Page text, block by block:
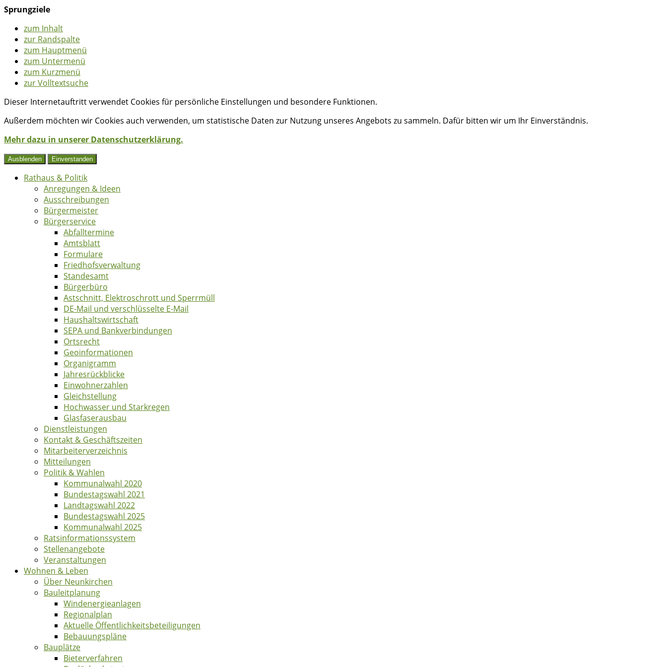
Sprungziele
zum Inhalt
zur Randspalte
zum Hauptmenü
zum Untermenü
zum Kurzmenü
zur Volltextsuche
Dieser Internetauftritt verwendet Cookies für persönliche Einstellungen und besondere Funktionen.
Außerdem möchten wir Cookies auch verwenden, um statistische Daten zur Nutzung unseres Angebots zu sammeln. Dafür bitten wir um Ihr Einverständnis.
Mehr dazu in unserer Datenschutzerklärung.
Ausblenden Einverstanden
Rathaus & Politik
Anregungen & Ideen
Ausschreibungen
Bürgermeister
Bürgerservice
Abfalltermine
Amtsblatt
Formulare
Friedhofsverwaltung
Standesamt
Bürgerbüro
Astschnitt, Elektroschrott und Sperrmüll
DE-Mail und verschlüsselte E-Mail
Haushaltswirtschaft
SEPA und Bankverbindungen
Ortsrecht
Geoinformationen
Organigramm
Jahresrückblicke
Einwohnerzahlen
Gleichstellung
Hochwasser und Starkregen
Glasfaserausbau
Dienstleistungen
Kontakt & Geschäftszeiten
Mitarbeiterverzeichnis
Mitteilungen
Politik & Wahlen
Kommunalwahl 2020
Bundestagswahl 2021
Landtagswahl 2022
Bundestagswahl 2025
Kommunalwahl 2025
Ratsinformationssystem
Stellenangebote
Veranstaltungen
Wohnen & Leben
Über Neunkirchen
Bauleitplanung
Windenergieanlagen
Regionalplan
Aktuelle Öffentlichkeitsbeteiligungen
Bebauungspläne
Bauplätze
Bieterverfahren